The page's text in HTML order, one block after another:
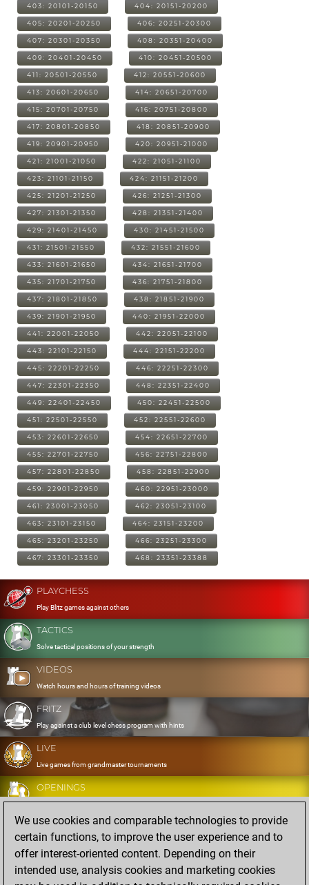
403: 20101-20150 404: 20151-20200
405: 20201-20250 406: 20251-20300
407: 20301-20350 408: 20351-20400
409: 20401-20450 410: 20451-20500
411: 20501-20550 412: 20551-20600
413: 20601-20650 414: 20651-20700
415: 20701-20750 416: 20751-20800
417: 20801-20850 418: 20851-20900
419: 20901-20950 420: 20951-21000
421: 21001-21050 422: 21051-21100
423: 21101-21150 424: 21151-21200
425: 21201-21250 426: 21251-21300
427: 21301-21350 428: 21351-21400
429: 21401-21450 430: 21451-21500
431: 21501-21550 432: 21551-21600
433: 21601-21650 434: 21651-21700
435: 21701-21750 436: 21751-21800
437: 21801-21850 438: 21851-21900
439: 21901-21950 440: 21951-22000
441: 22001-22050 442: 22051-22100
443: 22101-22150 444: 22151-22200
445: 22201-22250 446: 22251-22300
447: 22301-22350 448: 22351-22400
449: 22401-22450 450: 22451-22500
451: 22501-22550 452: 22551-22600
453: 22601-22650 454: 22651-22700
455: 22701-22750 456: 22751-22800
457: 22801-22850 458: 22851-22900
459: 22901-22950 460: 22951-23000
461: 23001-23050 462: 23051-23100
463: 23101-23150 464: 23151-23200
465: 23201-23250 466: 23251-23300
467: 23301-23350 468: 23351-23388
PLAYCHESS
Play Blitz games against others
TACTICS
Solve tactical positions of your strength
VIDEOS
Watch hours and hours of training videos
FRITZ
Play against a club level chess program with hints
LIVE
Live games from grandmaster tournaments
OPENINGS
Develop and exercise your openings
DATABASE
Eight million strong games
MYGAMES
Store and analyse your own games in the cloud
We use cookies and comparable technologies to provide
certain functions, to improve the user experience and to
offer interest-oriented content. Depending on their
intended use, analysis cookies and marketing cookies